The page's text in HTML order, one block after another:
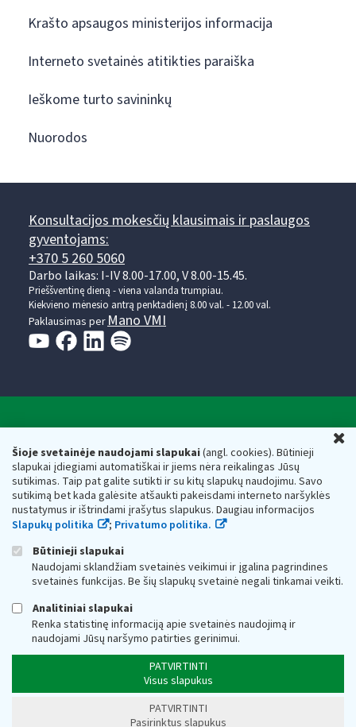
Šioje svetainėje naudojami slapukai(angl. cookies). Būtinieji
slapukai įdiegiami automatiškai ir jiems nėra reikalingas Jūsų
sutikimas. Taip pat galite sutikti ir su kitų slapukų naudojimu. Savo
sutikimą bet kada galėsite atšaukti pakeisdami interneto naršyklės
nustatymus ir ištrindami įrašytus slapukus. Daugiau informacijos
Slapukų politika
; Privatumo politika.
Būtinieji slapukai
Naudojami sklandžiam svetainės veikimui ir įgalina pagrindines
svetainės funkcijas. Be šių slapukų svetainė negali tinkamai veikti.
Analitiniai slapukai
Renka statistinę informaciją apie svetainės naudojimą ir
naudojami Jūsų naršymo patirties gerinimui.
PATVIRTINTI
Visus slapukus
PATVIRTINTI
Pasirinktus slapukus
Krašto apsaugos ministerijos informacija
Interneto svetainės atitikties paraiška
Ieškome turto savininkų
Nuorodos
Konsultacijos mokesčių klausimais ir paslaugos
gyventojams:
+370 5 260 5060
Darbo laikas: I-IV 8.00-17.00, V 8.00-15.45.
Prieššventinę dieną - viena valanda trumpiau.
Kiekvieno mėnesio antrą penktadienį 8.00 val. - 12.00 val.
Paklausimas per Mano VMI
Respublikos finansų ministerijos
Biudžetinė įstaiga. Juridinio asmens kodas — 188659752,
adresas: Vasario 16-osios g. 14, 01107 Vilnius, Lietuva, el.paštas:
vmi@vmi.lt, E. pristatymo dėžutės adresas 188659752
Duomenys apie Valstybinę mokesčių inspekciją prie Lietuvos
Respublikos finansų ministerijos kaupiami ir saugomi Juridinių